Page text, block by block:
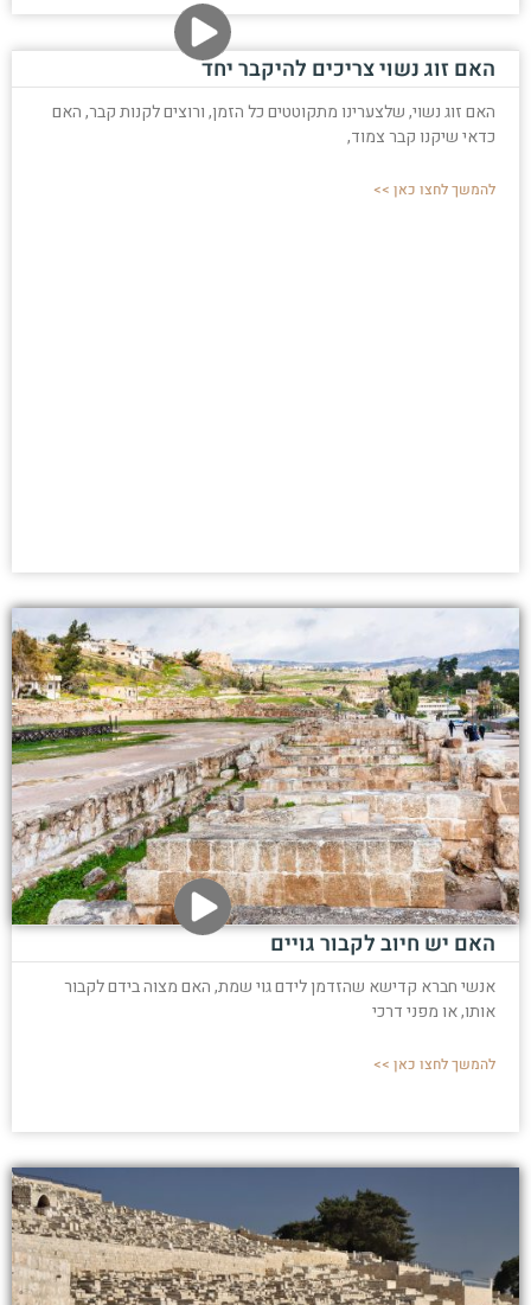
האם זוג נשוי צריכים להיקבר יחד
האם זוג נשוי, שלצערינו מתקוטטים כל הזמן, ורוצים לקנות קבר, האם
כדאי שיקנו קבר צמוד,
להמשך לחצו כאן >>
האם יש חיוב לקבור גויים
אנשי חברא קדישא שהזדמן לידם גוי שמת, האם מצוה בידם לקבור
אותו, או מפני דרכי
להמשך לחצו כאן >>